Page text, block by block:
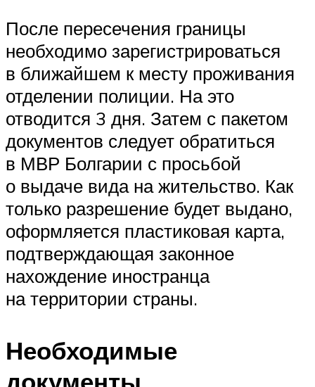
После пересечения границы
необходимо зарегистрироваться
в ближайшем к месту проживания
отделении полиции. На это
отводится 3 дня. Затем с пакетом
документов следует обратиться
в МВР Болгарии с просьбой
о выдаче вида на жительство. Как
только разрешение будет выдано,
оформляется пластиковая карта,
подтверждающая законное
нахождение иностранца
на территории страны.
Необходимые